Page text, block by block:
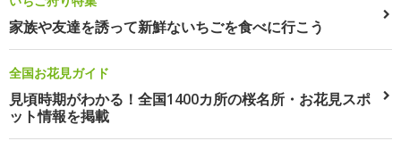
家族や友達を誘って新鮮ないちごを食べに行こう
全国お花見ガイド
見頃時期がわかる！全国1400カ所の桜名所・お花見スポ
ット情報を掲載